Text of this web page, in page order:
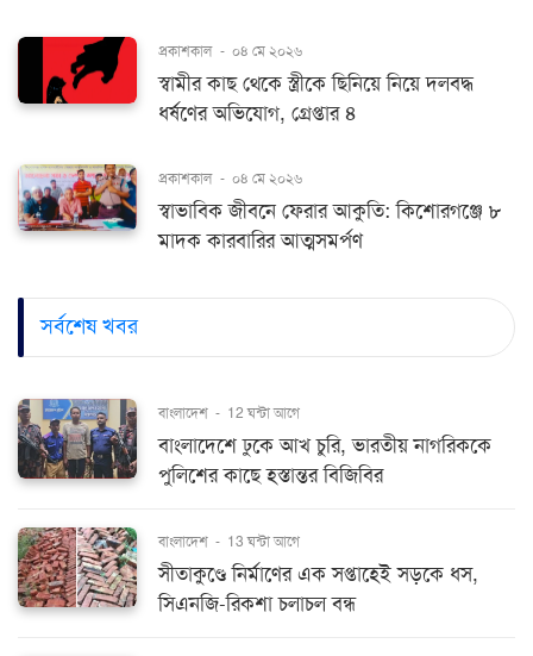
প্রকাশকাল - ০৪ মে ২০২৬
স্বামীর কাছ থেকে স্ত্রীকে ছিনিয়ে নিয়ে দলবদ্ধ
ধর্ষণের অভিযোগ, গ্রেপ্তার ৪
প্রকাশকাল - ০৪ মে ২০২৬
স্বাভাবিক জীবনে ফেরার আকুতি: কিশোরগঞ্জে ৮
মাদক কারবারির আত্মসমর্পণ
সর্বশেষ খবর
বাংলাদেশ - 12 ঘন্টা আগে
বাংলাদেশে ঢুকে আখ চুরি, ভারতীয় নাগরিককে
পুলিশের কাছে হস্তান্তর বিজিবির
বাংলাদেশ - 13 ঘন্টা আগে
সীতাকুণ্ডে নির্মাণের এক সপ্তাহেই সড়কে ধস,
সিএনজি-রিকশা চলাচল বন্ধ